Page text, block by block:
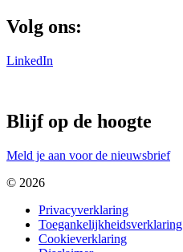
Volg ons:
LinkedIn
Blijf op de hoogte
Meld je aan voor de nieuwsbrief
© 2026
Privacyverklaring
Toegankelijkheidsverklaring
Cookieverklaring